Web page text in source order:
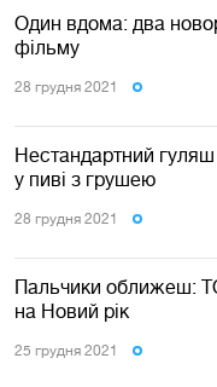
Один вдома: два
фільму
28 грудня 2021
Нестандартний
у пиві з грушею
28 грудня 2021
Пальчики оближеш:
на Новий рік
25 грудня 2021